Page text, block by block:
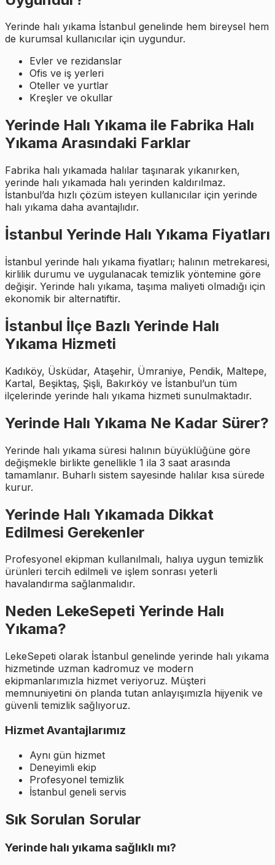
Yerinde halı yıkama İstanbul genelinde hem bireysel hem
de kurumsal kullanıcılar için uygundur.
Evler ve rezidanslar
Ofis ve iş yerleri
Oteller ve yurtlar
Kreşler ve okullar
Yerinde Halı Yıkama ile Fabrika Halı
Yıkama Arasındaki Farklar
Fabrika halı yıkamada halılar taşınarak yıkanırken,
yerinde halı yıkamada halı yerinden kaldırılmaz.
İstanbul’da hızlı çözüm isteyen kullanıcılar için yerinde
halı yıkama daha avantajlıdır.
İstanbul Yerinde Halı Yıkama Fiyatları
İstanbul yerinde halı yıkama fiyatları; halının metrekaresi,
kirlilik durumu ve uygulanacak temizlik yöntemine göre
değişir. Yerinde halı yıkama, taşıma maliyeti olmadığı için
ekonomik bir alternatiftir.
İstanbul İlçe Bazlı Yerinde Halı
Yıkama Hizmeti
Kadıköy, Üsküdar, Ataşehir, Ümraniye, Pendik, Maltepe,
Kartal, Beşiktaş, Şişli, Bakırköy ve İstanbul’un tüm
ilçelerinde yerinde halı yıkama hizmeti sunulmaktadır.
Yerinde Halı Yıkama Ne Kadar Sürer?
Yerinde halı yıkama süresi halının büyüklüğüne göre
değişmekle birlikte genellikle 1 ila 3 saat arasında
tamamlanır. Buharlı sistem sayesinde halılar kısa sürede
kurur.
Yerinde Halı Yıkamada Dikkat
Edilmesi Gerekenler
Profesyonel ekipman kullanılmalı, halıya uygun temizlik
ürünleri tercih edilmeli ve işlem sonrası yeterli
havalandırma sağlanmalıdır.
Neden LekeSepeti Yerinde Halı
Yıkama?
LekeSepeti olarak İstanbul genelinde yerinde halı yıkama
hizmetinde uzman kadromuz ve modern
ekipmanlarımızla hizmet veriyoruz. Müşteri
memnuniyetini ön planda tutan anlayışımızla hijyenik ve
güvenli temizlik sağlıyoruz.
Hizmet Avantajlarımız
Aynı gün hizmet
Deneyimli ekip
Profesyonel temizlik
İstanbul geneli servis
Sık Sorulan Sorular
Yerinde halı yıkama sağlıklı mı?